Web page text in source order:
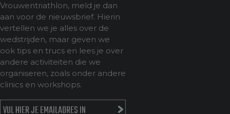
Vrouwentriathlon, meld je dan
aan voor de nieuwsbrief. Hierin
vertellen we je alles over de
wedstrijden, maar geven we
ook tips en trucs en lees je over
andere activiteiten die we
organiseren, zoals onder andere
clinics en workshops.